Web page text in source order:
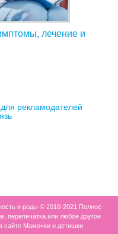
лечение и
рекламодателей
и роды © 2010-2021 Полное
перепечатка или любое другое
сайте Мамочки и детишки